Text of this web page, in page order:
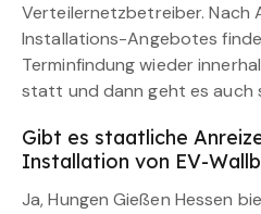
Verteilernetzbetreiber. Nach
Installations-Angebotes
Terminfindung wieder
statt und dann geht es auch
Gibt es staatliche
Installation von EV-
Ja, Hungen Gießen Hessen